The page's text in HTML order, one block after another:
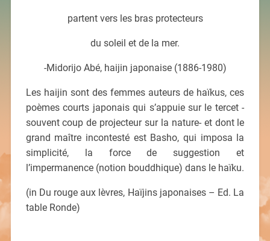
partent vers les bras protecteurs
du soleil et de la mer.
-Midorijo Abé, haijin japonaise (1886-1980)
Les haijin sont des femmes auteurs de haïkus, ces
poèmes courts japonais qui s’appuie sur le tercet -
souvent coup de projecteur sur la nature- et dont le
grand maître incontesté est Basho, qui imposa la
simplicité, la force de suggestion et
l’impermanence (notion bouddhique) dans le haïku.
(in Du rouge aux lèvres, Haïjins japonaises – Ed. La
table Ronde)